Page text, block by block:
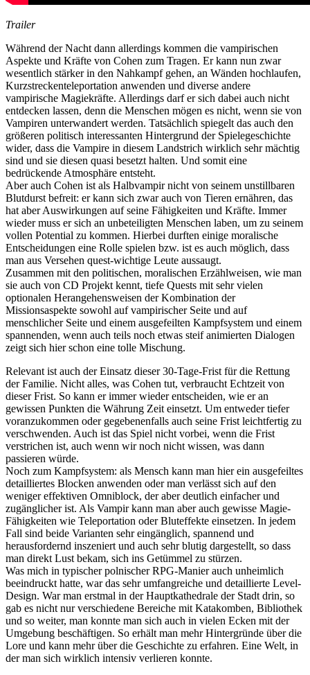
Trailer
Während der Nacht dann allerdings kommen die vampirischen
Aspekte und Kräfte von Cohen zum Tragen. Er kann nun zwar
wesentlich stärker in den Nahkampf gehen, an Wänden hochlaufen,
Kurzstreckenteleportation anwenden und diverse andere
vampirische Magiekräfte. Allerdings darf er sich dabei auch nicht
entdecken lassen, denn die Menschen mögen es nicht, wenn sie von
Vampiren unterwandert werden. Tatsächlich spiegelt das auch den
größeren politisch interessanten Hintergrund der Spielegeschichte
wider, dass die Vampire in diesem Landstrich wirklich sehr mächtig
sind und sie diesen quasi besetzt halten. Und somit eine
bedrückende Atmosphäre entsteht.
Aber auch Cohen ist als Halbvampir nicht von seinem unstillbaren
Blutdurst befreit: er kann sich zwar auch von Tieren ernähren, das
hat aber Auswirkungen auf seine Fähigkeiten und Kräfte. Immer
wieder muss er sich an unbeteiligten Menschen laben, um zu seinem
vollen Potential zu kommen. Hierbei durften einige moralische
Entscheidungen eine Rolle spielen bzw. ist es auch möglich, dass
man aus Versehen quest-wichtige Leute aussaugt.
Zusammen mit den politischen, moralischen Erzählweisen, wie man
sie auch von CD Projekt kennt, tiefe Quests mit sehr vielen
optionalen Herangehensweisen der Kombination der
Missionsaspekte sowohl auf vampirischer Seite und auf
menschlicher Seite und einem ausgefeilten Kampfsystem und einem
spannenden, wenn auch teils noch etwas steif animierten Dialogen
zeigt sich hier schon eine tolle Mischung.
Relevant ist auch der Einsatz dieser 30-Tage-Frist für die Rettung
der Familie. Nicht alles, was Cohen tut, verbraucht Echtzeit von
dieser Frist. So kann er immer wieder entscheiden, wie er an
gewissen Punkten die Währung Zeit einsetzt. Um entweder tiefer
voranzukommen oder gegebenenfalls auch seine Frist leichtfertig zu
verschwenden. Auch ist das Spiel nicht vorbei, wenn die Frist
verstrichen ist, auch wenn wir noch nicht wissen, was dann
passieren würde.
Noch zum Kampfsystem: als Mensch kann man hier ein ausgefeiltes
detailliertes Blocken anwenden oder man verlässt sich auf den
weniger effektiven Omniblock, der aber deutlich einfacher und
zugänglicher ist. Als Vampir kann man aber auch gewisse Magie-
Fähigkeiten wie Teleportation oder Bluteffekte einsetzen. In jedem
Fall sind beide Varianten sehr eingänglich, spannend und
herausfordernd inszeniert und auch sehr blutig dargestellt, so dass
man direkt Lust bekam, sich ins Getümmel zu stürzen.
Was mich in typischer polnischer RPG-Manier auch unheimlich
beeindruckt hatte, war das sehr umfangreiche und detaillierte Level-
Design. War man erstmal in der Hauptkathedrale der Stadt drin, so
gab es nicht nur verschiedene Bereiche mit Katakomben, Bibliothek
und so weiter, man konnte man sich auch in vielen Ecken mit der
Umgebung beschäftigen. So erhält man mehr Hintergründe über die
Lore und kann mehr über die Geschichte zu erfahren. Eine Welt, in
der man sich wirklich intensiv verlieren konnte.